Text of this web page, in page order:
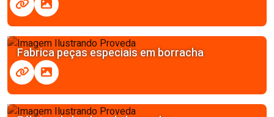
Fabrica peças especiais em borracha